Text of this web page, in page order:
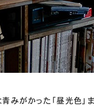
みがかった「昼光色」